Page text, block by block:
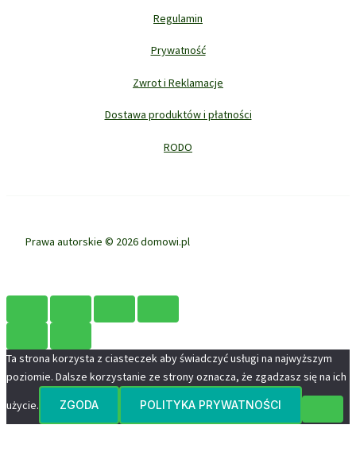
Regulamin
Prywatność
Zwrot i Reklamacje
Dostawa produktów i płatności
RODO
Prawa autorskie © 2026 domowi.pl
Ta strona korzysta z ciasteczek aby świadczyć usługi na najwyższym
poziomie. Dalsze korzystanie ze strony oznacza, że zgadzasz się na ich
użycie.
ZGODA POLITYKA PRYWATNOŚCI